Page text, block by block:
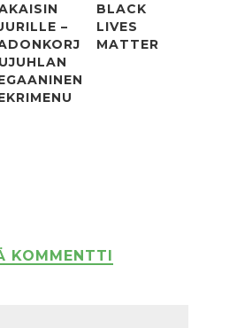
–
BLACK
LIVES
MATTER
KOMMENTTI